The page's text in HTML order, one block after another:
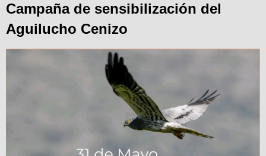
Campaña de sensibilización del
Aguilucho Cenizo